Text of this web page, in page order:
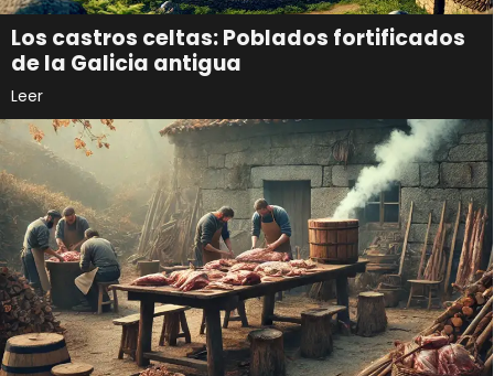
Los castros celtas: Poblados fortificados
de la Galicia antigua
Leer